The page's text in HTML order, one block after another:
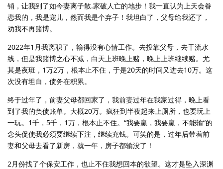
销，让我到了如今妻离子散.家破人亡的地步！我一直认为上天会眷
恋我的，我是宠儿，然而我是个弃子！我坦白了，父母给我还了，
劝我不再赌博。
2022年1月我离职了，输得没有心情工作。去投靠父母，去干流水
线，但是我赌博之心不减，白天上班晚上赌，晚上上班继续赌。尤
其是夜班，1万2万，根本止不住，于是20天的时间又进去10万。这
次没有坦白，债务在积累。
终于过年了，前妻父母都回家了，我前妻过年在我家过得，晚上看
到了我的负债账单。大概20万。疯狂到半夜起来上厕所，也要玩上
一玩。1千，5千，1万，根本止不住。“我要赢，我要赢，不能输“的
念头促使我必须要继续下注，继续充钱。可笑的是，过年后带着前
妻和父母去看了新房，就一年，房子都输没了！
2月份找了个保安工作，也止不住我想回本的欲望。这才是坠入深渊